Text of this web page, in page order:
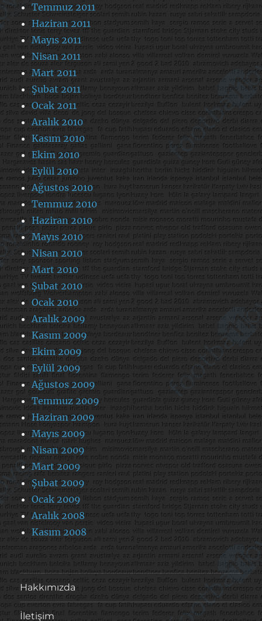
Temmuz 2011
Haziran 2011
Mayıs 2011
Nisan 2011
Mart 2011
Şubat 2011
Ocak 2011
Aralık 2010
Kasım 2010
Ekim 2010
Eylül 2010
Ağustos 2010
Temmuz 2010
Haziran 2010
Mayıs 2010
Nisan 2010
Mart 2010
Şubat 2010
Ocak 2010
Aralık 2009
Kasım 2009
Ekim 2009
Eylül 2009
Ağustos 2009
Temmuz 2009
Haziran 2009
Mayıs 2009
Nisan 2009
Mart 2009
Şubat 2009
Ocak 2009
Aralık 2008
Kasım 2008
Hakkımızda
İletişim